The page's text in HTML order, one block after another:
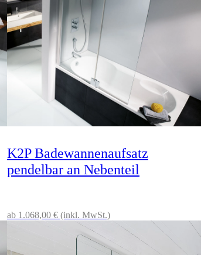
K2P Badewannenaufsatz
pendelbar an Nebenteil
ab 1.068,00 € (inkl. MwSt.)